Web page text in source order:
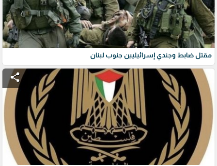
مقتل ضابط وجندي إسرائيليين جنوب لبنان
share